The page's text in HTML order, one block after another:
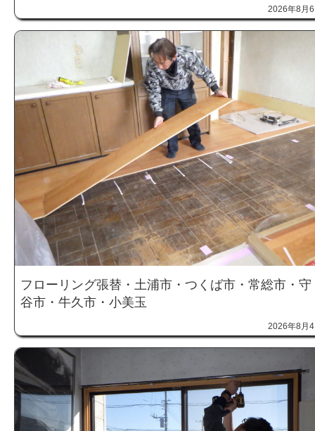
2026年8月
フローリング張替・土浦市・つくば市・常総市・守
谷市・牛久市・小美玉
2026年8月